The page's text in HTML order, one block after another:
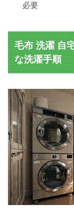
必要
毛布 洗濯 自
な洗濯手順